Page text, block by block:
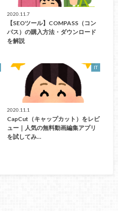
2020.11.7
【SEOツール】COMPASS（コン
パス）の購入方法・ダウンロード
を解説
IT
2020.11.1
CapCut（キャップカット）をレビ
ュー｜人気の無料動画編集アプリ
を試してみ…